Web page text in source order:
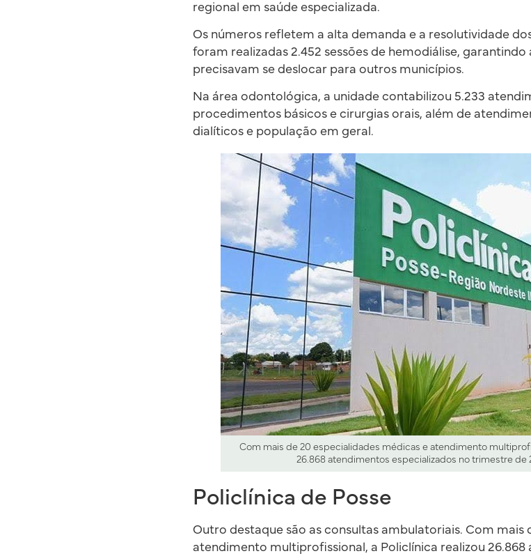
regional em saúde especializada.
Os números refletem a alta demanda e a resolutividade
foram realizadas 2.452 sessões de hemodiálise,
precisavam se deslocar para outros municípios.
Na área odontológica, a unidade contabilizou 5.233
procedimentos básicos e cirurgias orais, além de
dialíticos e população em geral.
Com mais de 20 especialidades médicas e atendimento
26.868 atendimentos especializados no trimestre de
Policlínica de Posse
Outro destaque são as consultas ambulatoriais. Com mais
atendimento multiprofissional, a Policlínica realizou